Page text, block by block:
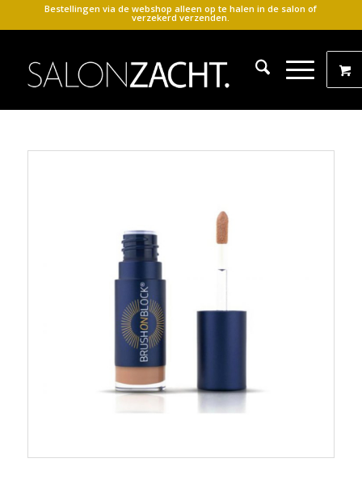
Bestellingen via de webshop alleen op te halen in de salon of
verzekerd verzenden.